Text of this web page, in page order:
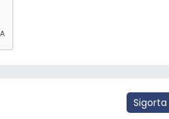
Sigorta